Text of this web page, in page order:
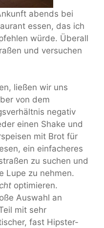
abends bei
essen, das ich
würde. Überall
und versuchen
ließen wir uns
von dem
negativ
einen Shake und
mit Brot für
ein einfacheres
zu suchen und
Lupe zu nehmen.
optimieren.
Auswahl an
mit sehr
fast Hipster-